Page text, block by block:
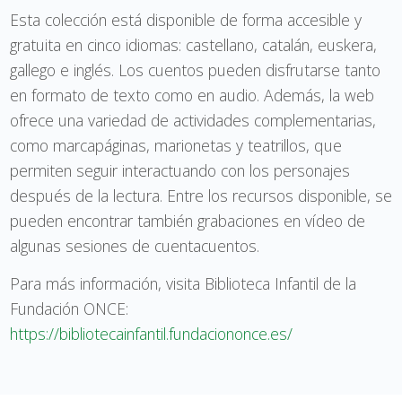
Esta colección está disponible de forma accesible y
gratuita en cinco idiomas: castellano, catalán, euskera,
gallego e inglés. Los cuentos pueden disfrutarse tanto
en formato de texto como en audio. Además, la web
ofrece una variedad de actividades complementarias,
como marcapáginas, marionetas y teatrillos, que
permiten seguir interactuando con los personajes
después de la lectura. Entre los recursos disponible, se
pueden encontrar también grabaciones en vídeo de
algunas sesiones de cuentacuentos.
Para más información, visita Biblioteca Infantil de la
Fundación ONCE:
https://bibliotecainfantil.fundaciononce.es/